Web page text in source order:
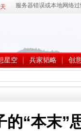
星空 兵家韬略 创
的“本末”